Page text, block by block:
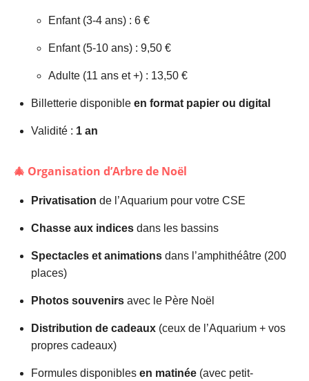
Enfant (3-4 ans) : 6 €
Enfant (5-10 ans) : 9,50 €
Adulte (11 ans et +) : 13,50 €
Billetterie disponible en format papier ou digital
Validité : 1 an
🎄 Organisation d’Arbre de Noël
Privatisation de l’Aquarium pour votre CSE
Chasse aux indices dans les bassins
Spectacles et animations dans l’amphithéâtre (200
places)
Photos souvenirs avec le Père Noël
Distribution de cadeaux (ceux de l’Aquarium + vos
propres cadeaux)
Formules disponibles en matinée (avec petit-